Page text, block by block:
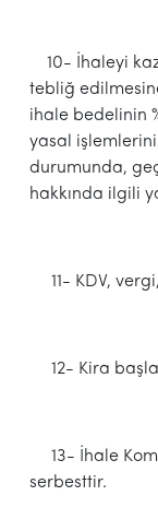
10- İhaleyi
tebliğ
ihale bedelinin
yasal
durumunda,
hakkında ilgili
11- KDV,
12- Kira
13- İhale
serbesttir.